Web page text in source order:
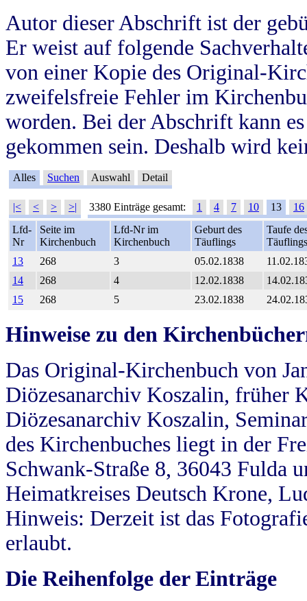
Autor dieser Abschrift ist der
Er weist auf folgende
von einer Kopie des Original-
zweifelsfreie Fehler im
worden. Bei der Abschrift kann
gekommen sein. Deshalb wird
Alles Suchen Auswahl Detail
|< < > >| 3380 Einträge gesamt: 1 4 7 10 13
16
Lfd-
Nr
Seite im
Kirchenbuch
Lfd-Nr im
Kirchenbuch
Geburt des
Täuflings
Taufe
Täuflings
13
268 3 05.02.1838
14
268 4 12.02.1838
15
268 5 23.02.1838
Hinweise zu den
Das Original-Kirchenbuch von
Diözesanarchiv Koszalin, früher
Diözesanarchiv Koszalin,
des Kirchenbuches liegt in der
Schwank-Straße 8, 36043 Fulda
Heimatkreises Deutsch Krone,
Hinweis: Derzeit ist das
erlaubt.
Die Reihenfolge der Einträge